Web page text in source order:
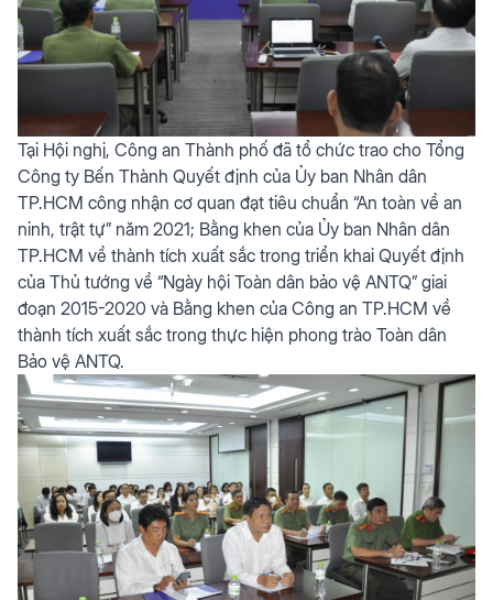
Tại Hội nghị, Công an Thành phố đã tổ chức trao cho Tổng
Công ty Bến Thành Quyết định của Ủy ban Nhân dân
TP.HCM công nhận cơ quan đạt tiêu chuẩn “An toàn về an
ninh, trật tự” năm 2021; Bằng khen của Ủy ban Nhân dân
TP.HCM về thành tích xuất sắc trong triển khai Quyết định
của Thủ tướng về “Ngày hội Toàn dân bảo vệ ANTQ” giai
đoạn 2015-2020 và Bằng khen của Công an TP.HCM về
thành tích xuất sắc trong thực hiện phong trào Toàn dân
Bảo vệ ANTQ.